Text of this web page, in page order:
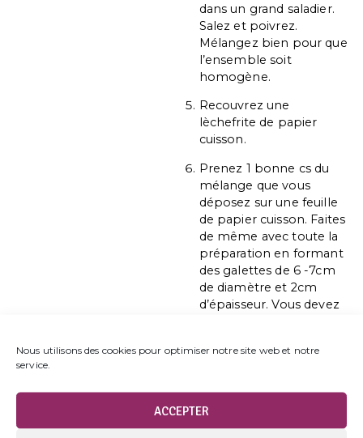
Nous utilisons des cookies pour optimiser notre site web et notre
service.
ACCEPTER
dans un grand saladier.
Salez et poivrez.
Mélangez bien pour que
l’ensemble soit
homogène.
Recouvrez une
lèchefrite de papier
cuisson.
Prenez 1 bonne cs du
mélange que vous
déposez sur une feuille
de papier cuisson. Faites
de même avec toute la
préparation en formant
des galettes de 6 -7cm
de diamètre et 2cm
d’épaisseur. Vous devez
Pendant ce temps,
rincez la mâche et